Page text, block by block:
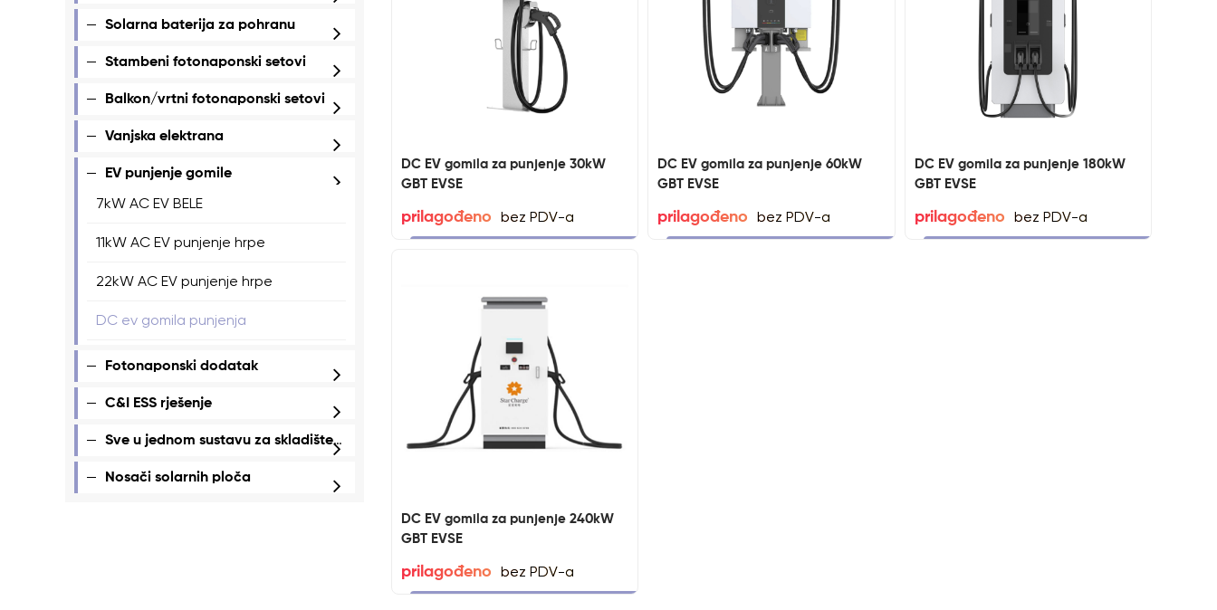
Solarna baterija za pohranu
Stambeni fotonaponski setovi
Balkon/vrtni fotonaponski setovi
Vanjska elektrana
EV punjenje gomile
7kW AC EV BELE
11kW AC EV punjenje hrpe
22kW AC EV punjenje hrpe
DC ev gomila punjenja
Fotonaponski dodatak
C&I ESS rješenje
Sve u jednom sustavu za skladištenje energije
Nosači solarnih ploča
DC EV gomila za punjenje 30kW
GBT EVSE
prilagođeno bez PDV-a
DC EV gomila za punjenje 60kW
GBT EVSE
prilagođeno bez PDV-a
DC EV gomila za punjenje 180kW
GBT EVSE
prilagođeno bez PDV-a
DC EV gomila za punjenje 240kW
GBT EVSE
prilagođeno bez PDV-a